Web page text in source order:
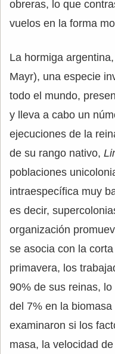
obreras, lo que
vuelos en la forma
La hormiga
Mayr), una especie
todo el mundo,
y lleva a cabo un
ejecuciones de la
de su rango nativo,
poblaciones
intraespecífica muy
es decir,
organización
se asocia con la
primavera, los
90% de sus reinas,
del 7% en la
examinaron si los
masa, la velocidad